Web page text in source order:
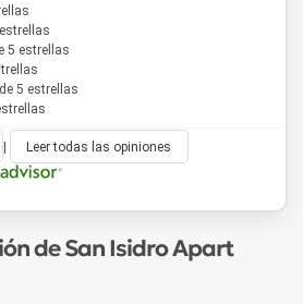
Leer todas las opiniones
de San Isidro Apart